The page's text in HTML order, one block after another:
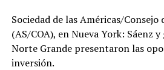
Sociedad de las Américas/Consejo
(AS/COA), en Nueva York: Sáenz
Norte Grande presentaron las
inversión.